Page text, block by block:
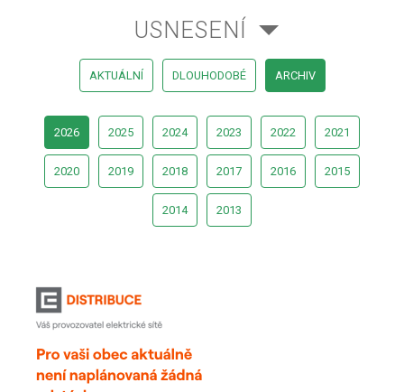
USNESENÍ
AKTUÁLNÍ DLOUHODOBÉ ARCHIV
2026 2025 2024 2023 2022 2021
2020 2019 2018 2017 2016 2015
2014 2013